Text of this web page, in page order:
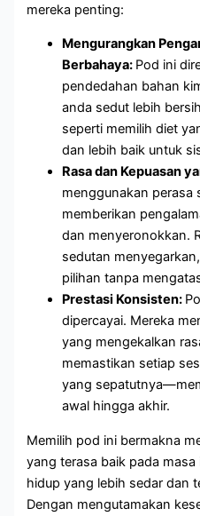
mereka penting:
Mengurangkan
Berbahaya: Pod ini
pendedahan bahan
anda sedut lebih
seperti memilih diet
dan lebih baik untuk
Rasa dan Kepuasan
menggunakan perasa
memberikan
dan menyeronokkan.
sedutan
pilihan tanpa
Prestasi Konsisten:
dipercayai. Mereka
yang mengekalkan
memastikan setiap
yang
awal hingga akhir.
Memilih pod ini bermakna
yang terasa baik pada
hidup yang lebih sedar dan
Dengan mengutamakan